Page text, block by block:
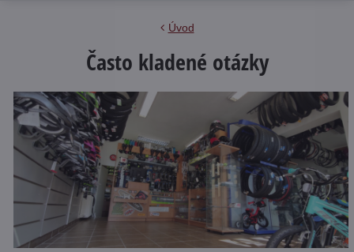
Úvod
Často kladené otázky